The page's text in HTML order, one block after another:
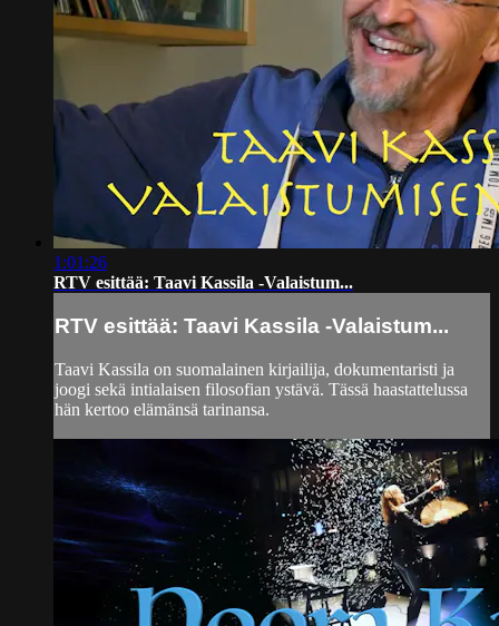
1:01:26
RTV esittää: Taavi Kassila -Valaistum...
RTV esittää: Taavi Kassila -Valaistum...
Taavi Kassila on suomalainen kirjailija, dokumentaristi ja
joogi sekä intialaisen filosofian ystävä. Tässä haastattelussa
hän kertoo elämänsä tarinansa.